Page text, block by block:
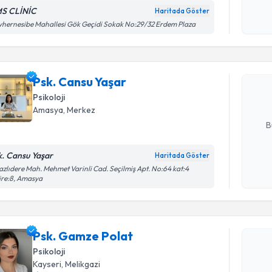
CLİNİC Haritada Göster
Mahallesi Gök Geçidi Sokak No:29/32 Erdem Plaza
Psk. Cansu Yaşar
Psikoloji
Amasya , Merkez
Cansu Yaşar Haritada Göster
Mah. Mehmet Varinli Cad. Seçilmiş Apt. No:64 kat:4
Amasya
Psk.
uzmandan
Psk. Gamze Polat
Psikoloji
Kayseri , Melikgazi